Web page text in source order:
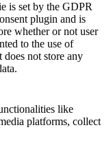
is set by the GDPR
plugin and is
whether or not user
to the use of
does not store any
like
platforms, collect